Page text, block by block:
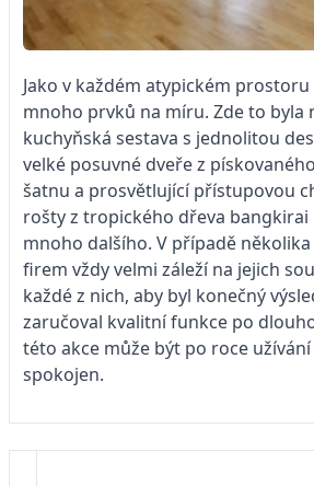
Jako v každém atypickém
mnoho prvků na míru. Zde to byla
kuchyňská sestava s jednolitou
velké posuvné dveře z
šatnu a prosvětlující přístupovou
rošty z tropického dřeva bangkirai
mnoho dalšího. V případě
firem vždy velmi záleží na jejich
každé z nich, aby byl konečný
zaručoval kvalitní funkce po
této akce může být po roce
spokojen.